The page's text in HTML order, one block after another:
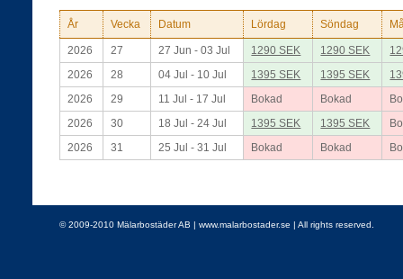
År Vecka Datum Lördag Söndag
2026 27 27 Jun - 03 Jul 1290 SEK 1290 SEK
2026
28 04 Jul - 10 Jul 1395 SEK 1395 SEK
2026
29 11 Jul - 17 Jul Bokad Bokad
2026
30 18 Jul - 24 Jul 1395 SEK 1395 SEK
2026
31 25 Jul - 31 Jul Bokad Bokad
© 2009-2010 Mälarbostäder AB | www.malarbostader.se | All rights reserved.